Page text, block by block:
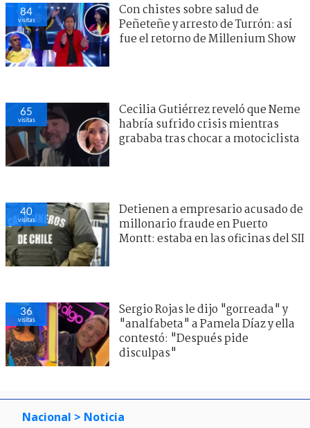
84
visitas
Con chistes sobre salud de
Peñeteñe y arresto de Turrón: así
fue el retorno de Millenium Show
65
visitas
Cecilia Gutiérrez reveló que Neme
habría sufrido crisis mientras
grababa tras chocar a motociclista
40
visitas
Detienen a empresario acusado de
millonario fraude en Puerto
Montt: estaba en las oficinas del SII
36
visitas
Sergio Rojas le dijo "gorreada" y
"analfabeta" a Pamela Díaz y ella
contestó: "Después pide
disculpas"
Nacional > Noticia